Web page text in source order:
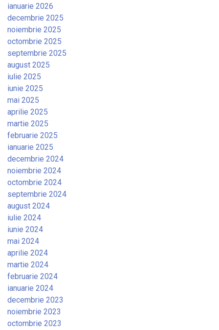
ianuarie 2026
decembrie 2025
noiembrie 2025
octombrie 2025
septembrie 2025
august 2025
iulie 2025
iunie 2025
mai 2025
aprilie 2025
martie 2025
februarie 2025
ianuarie 2025
decembrie 2024
noiembrie 2024
octombrie 2024
septembrie 2024
august 2024
iulie 2024
iunie 2024
mai 2024
aprilie 2024
martie 2024
februarie 2024
ianuarie 2024
decembrie 2023
noiembrie 2023
octombrie 2023